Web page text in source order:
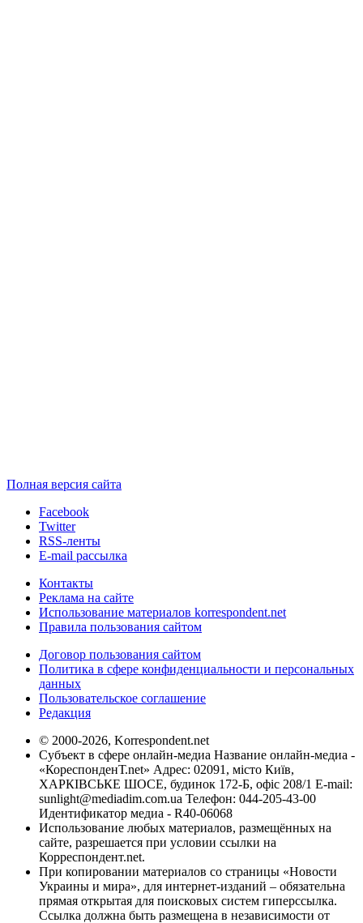
Полная версия сайта
Facebook
Twitter
RSS-ленты
E-mail рассылка
Контакты
Реклама на сайте
Использование материалов korrespondent.net
Правила пользования сайтом
Договор пользования сайтом
Политика в сфере конфиденциальности и персональных
данных
Пользовательское соглашение
Редакция
© 2000-2026, Korrespondent.net
Субъект в сфере онлайн-медиа Название онлайн-медиа -
«КореспонденТ.net» Адрес: 02091, місто Київ,
ХАРКІВСЬКЕ ШОСЕ, будинок 172-Б, офіс 208/1 E-mail:
sunlight@mediadim.com.ua Телефон: 044-205-43-00
Идентификатор медиа - R40-06068
Использование любых материалов, размещённых на
сайте, разрешается при условии ссылки на
Корреспондент.net.
При копировании материалов со страницы «Новости
Украины и мира», для интернет-изданий – обязательна
прямая открытая для поисковых систем гиперссылка.
Ссылка должна быть размещена в независимости от